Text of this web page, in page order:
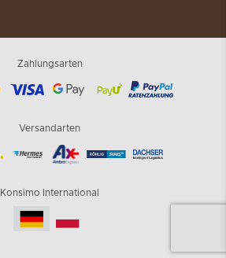
Zahlungsarten
Versandarten
Konsimo International